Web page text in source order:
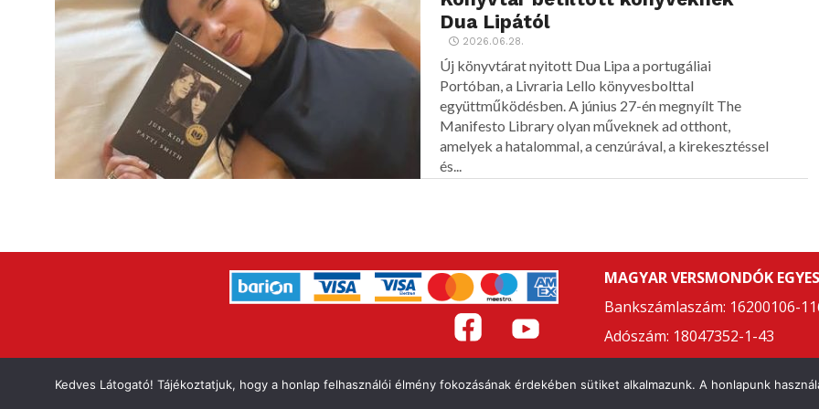
Dua Lipától
2026.06.28.
Új könyvtárat nyitott Dua Lipa a portugáliai
Portóban, a Livraria Lello könyvesbolttal
együttműködésben. A június 27-én megnyílt The
Manifesto Library olyan műveknek ad otthont,
amelyek a hatalommal, a cenzúrával, a kirekesztéssel
és...
MAGYAR VERSMONDÓK
Bankszámlaszám: 16200106-
Adószám: 18047352-1-43
IMPRESSZUM ALAPSZABÁLY ÁSZF ADATVÉDELMI NYILATKOZAT
Kedves Látogató! Tájékoztatjuk, hogy a honlap felhasználói élmény fokozásának érdekében sütiket alkalmazunk. A honlapunk